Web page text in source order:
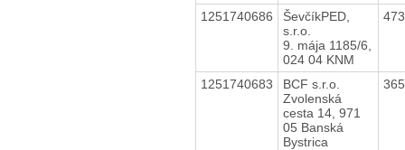
1251740686
ŠevčíkPED,
s.r.o.
9. mája 1185/6,
024 04 KNM
1251740683
BCF s.r.o.
Zvolenská
cesta 14, 971
05 Banská
Bystrica